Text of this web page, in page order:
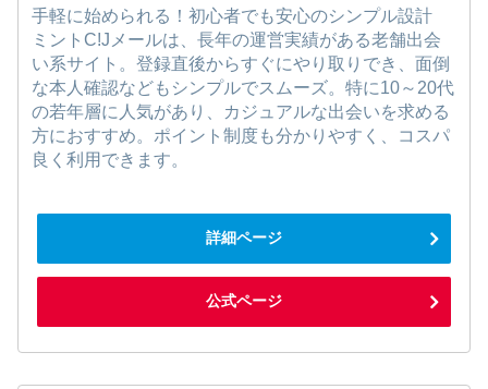
手軽に始められる！初心者でも安心のシンプル設計
ミントC!Jメールは、長年の運営実績がある老舗出会
い系サイト。登録直後からすぐにやり取りでき、面倒
な本人確認などもシンプルでスムーズ。特に10～20代
の若年層に人気があり、カジュアルな出会いを求める
方におすすめ。ポイント制度も分かりやすく、コスパ
良く利用できます。
詳細ページ
公式ページ